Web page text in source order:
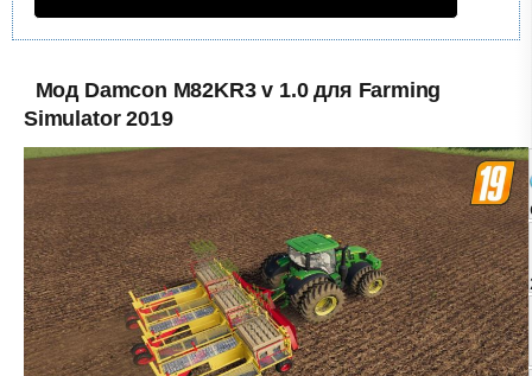
Мод Damcon M82KR3 v 1.0 для Farming
Simulator 2019